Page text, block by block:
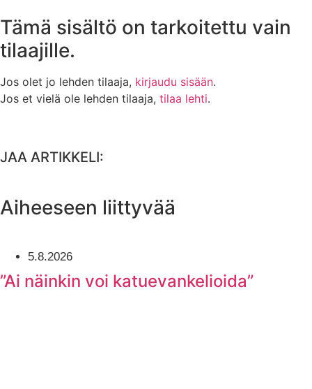
Tämä sisältö on tarkoitettu vain
tilaajille.
Jos olet jo lehden tilaaja, kirjaudu sisään.
Jos et vielä ole lehden tilaaja, tilaa lehti.
JAA ARTIKKELI:
Aiheeseen liittyvää
5.8.2026
”Ai näinkin voi katuevankelioida”